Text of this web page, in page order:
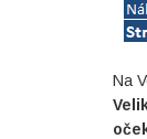
Na